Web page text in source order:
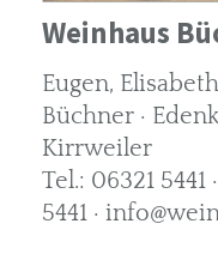
Weinhaus
Eugen,
Büchner ·
Kirrweiler
Tel.: 06321 5441
5441 ·